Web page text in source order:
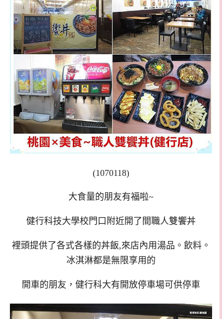
(1070118)
大食量的朋友有福啦~
健行科技大學校門口附近開了間職人雙饗丼
裡頭提供了各式各樣的丼飯,來店內用湯品。飲料。
冰淇淋都是無限享用的
開車的朋友，健行科大有開放停車場可供停車